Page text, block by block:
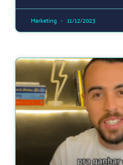
Marketing 11/12/2023